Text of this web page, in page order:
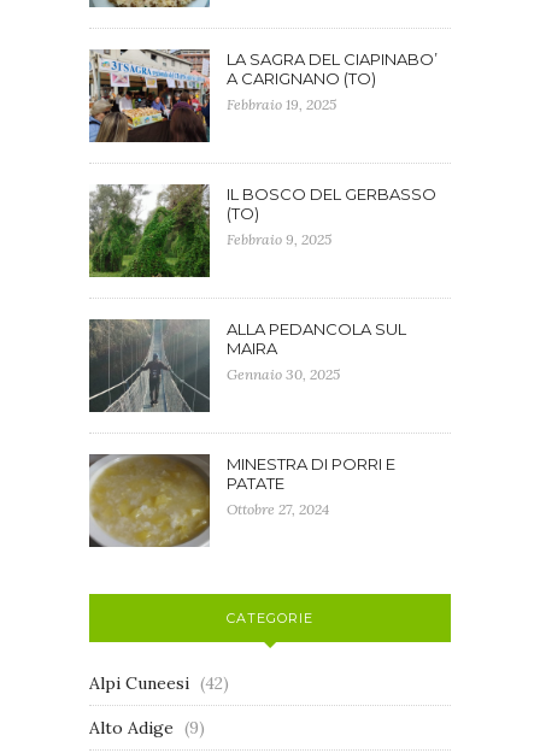
LA SAGRA DEL CIAPINABO’
A CARIGNANO (TO)
Febbraio 19, 2025
IL BOSCO DEL GERBASSO
(TO)
Febbraio 9, 2025
ALLA PEDANCOLA SUL
MAIRA
Gennaio 30, 2025
MINESTRA DI PORRI E
PATATE
Ottobre 27, 2024
CATEGORIE
Alpi Cuneesi (42)
Alto Adige (9)